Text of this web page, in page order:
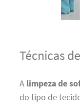
Técnicas
A limpeza de
do tipo de